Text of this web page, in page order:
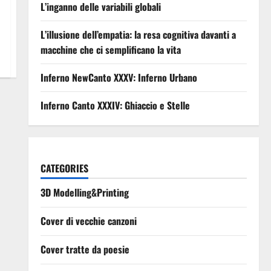
L’inganno delle variabili globali
L’illusione dell’empatia: la resa cognitiva davanti a
macchine che ci semplificano la vita
Inferno NewCanto XXXV: Inferno Urbano
Inferno Canto XXXIV: Ghiaccio e Stelle
CATEGORIES
3D Modelling&Printing
Cover di vecchie canzoni
Cover tratte da poesie